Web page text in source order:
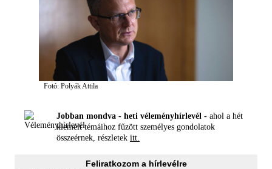
Fotó: Polyák Attila
Jobban mondva - heti véleményhírlevél - ahol a hét
kiemelt témáihoz fűzött személyes gondolatok
összeérnek, részletek itt.
Feliratkozom a hírlevélre